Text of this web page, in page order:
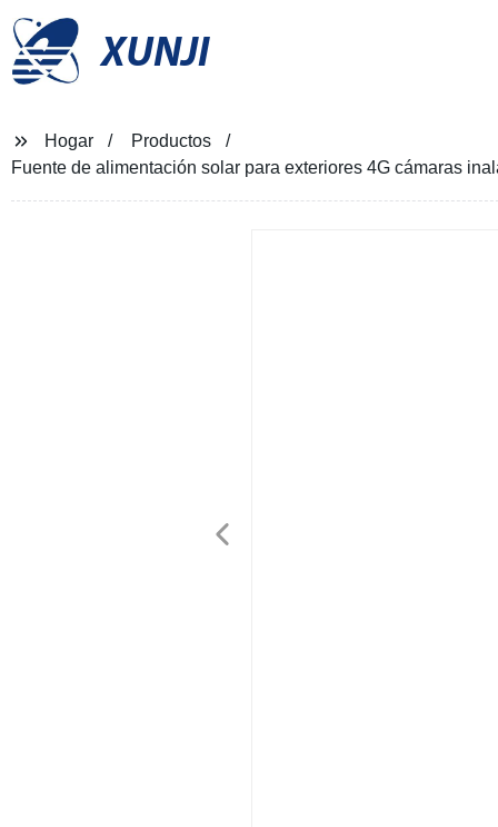
XUNJI
Hogar
Productos
Fuente de alimentación solar para exteriores 4G cámaras